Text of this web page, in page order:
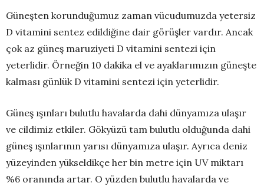
Güneşten korunduğumuz zaman vücudumuzda yetersiz
D vitamini sentez edildiğine dair görüşler vardır. Ancak
çok az güneş maruziyeti D vitamini sentezi için
yeterlidir. Örneğin 10 dakika el ve ayaklarımızın güneşte
kalması günlük D vitamini sentezi için yeterlidir.
Güneş ışınları bulutlu havalarda dahi dünyamıza ulaşır
ve cildimiz etkiler. Gökyüzü tam bulutlu olduğunda dahi
güneş ışınlarının yarısı dünyamıza ulaşır. Ayrıca deniz
yüzeyinden yükseldikçe her bin metre için UV miktarı
%6 oranında artar. O yüzden bulutlu havalarda ve